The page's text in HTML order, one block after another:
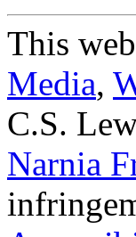
This
Media,
C.S.
Narnia